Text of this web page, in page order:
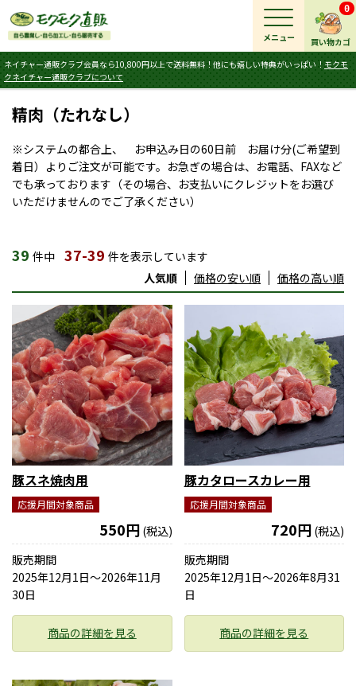
買い物カゴ
0
ネイチャー通販クラブ会員なら10,800円以上で送料無料！他にも嬉しい特典がいっぱい！ モクモ
クネイチャー通販クラブについて
メニュー
精肉（たれなし）
※システムの都合上、 お申込み日の60日前 お届け分(ご希望到
着日）よりご注文が可能です。お急ぎの場合は、お電話、FAXなど
でも承っております（その場合、お支払いにクレジットをお選び
いただけませんのでご了承ください）
39 件中 37-39 件を表示しています
人気順
価格の安い順 価格の高い順
豚スネ焼肉用
応援月間対象商品
550円 (税込)
販売期間
2025年12月1日〜2026年11月
30日
商品の詳細を見る
豚カタロースカレー用
応援月間対象商品
720円 (税込)
販売期間
2025年12月1日〜2026年8月31
日
商品の詳細を見る